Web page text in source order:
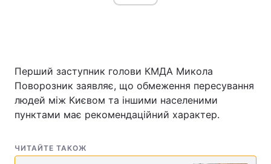
Україна Політика
Економіка Світ
Перший заступник голови КМДА Микола
Поворозник заявляє, що обмеження пересування
людей між Києвом та іншими населеними
пунктами має рекомендаційний характер.
ЧИТАЙТЕ ТАКОЖ